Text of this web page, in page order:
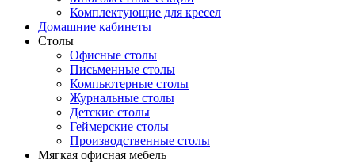
Комплектующие для кресел
Домашние кабинеты
Столы
Офисные столы
Письменные столы
Компьютерные столы
Журнальные столы
Детские столы
Геймерские столы
Производственные столы
Мягкая офисная мебель